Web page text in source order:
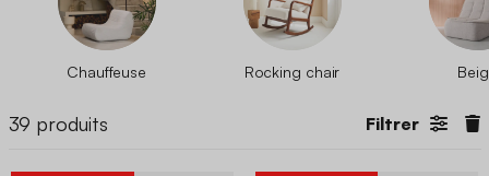
Chauffeuse Rocking chair
39 produits Filtrer